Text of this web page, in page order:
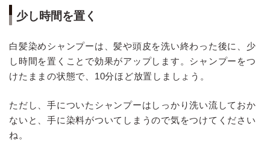
少し時間を置く
白髪染めシャンプーは、髪や頭皮を洗い終わった後に、少
し時間を置くことで効果がアップします。シャンプーをつ
けたままの状態で、10分ほど放置しましょう。
ただし、手についたシャンプーはしっかり洗い流しておか
ないと、手に染料がついてしまうので気をつけてください
ね。